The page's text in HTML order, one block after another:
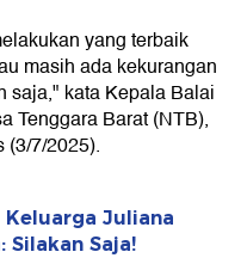
yang terbaik
masih ada kekurangan
saja," kata Kepala Balai
Tenggara Barat (NTB),
(3/7/2025).
Keluarga Juliana
Silakan Saja!